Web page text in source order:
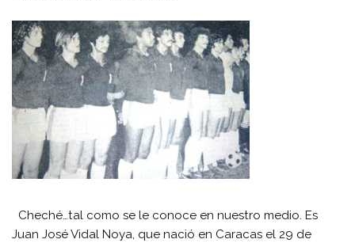
Cheché…tal como se le conoce en nuestro medio. Es
Juan José Vidal Noya, que nació en Caracas el 29 de